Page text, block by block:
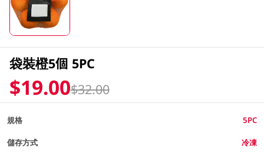
袋裝橙5個 5PC
$19.00$32.00
規格 5PC
儲存方式 冷凍